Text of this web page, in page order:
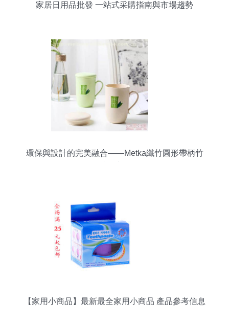
家居日用品批發 一站式采購指南與市場趨勢
環保與設計的完美融合——Metka纖竹圓形帶柄竹
【家用小商品】最新最全家用小商品 產品參考信息